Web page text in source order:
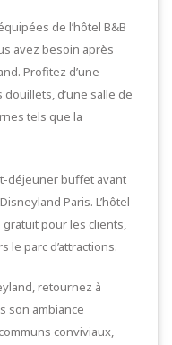
de l’hôtel B&B
avez besoin après
Profitez d’une
d’une salle de
tels que la
déjeuner buffet avant
Paris. L’hôtel
pour les clients,
le parc d’attractions.
retournez à
son ambiance
conviviaux,